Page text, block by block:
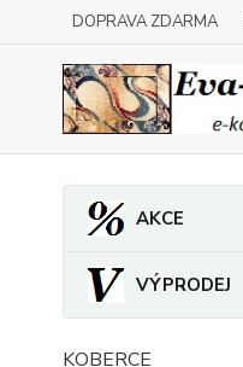
DOPRAVA ZDARMA
AKCE
VÝPRODEJ
KOBERCE